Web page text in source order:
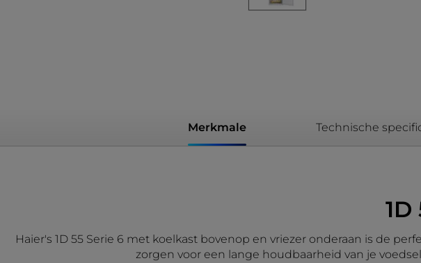
Merkmale Technische
1D
Haier's 1D 55 Serie 6 met koelkast bovenop en vriezer onderaan is de
zorgen voor een lange houdbaarheid van je